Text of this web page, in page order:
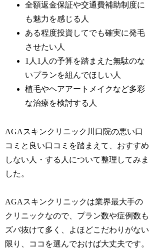
全額返金保証や交通費補助制度に
も魅力を感じる人
ある程度投資してでも確実に発毛
させたい人
1人1人の予算を踏まえた無駄のな
いプランを組んでほしい人
植毛やヘアアートメイクなど多彩
な治療を検討する人
AGAスキンクリニック川口院の悪い口
コミと良い口コミを踏まえて、おすすめ
しない人・する人について整理してみま
した。
AGAスキンクリニックは業界最大手の
クリニックなので、プラン数や症例数も
ズバ抜けて多く、
よほどこだわりがない
限り、ココを選んでおけば大丈夫です。